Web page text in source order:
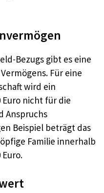
Bezugs gibt es eine
Für eine
wird ein
Euro nicht für die
Anspruchs
Beispiel beträgt das
Familie innerhalb